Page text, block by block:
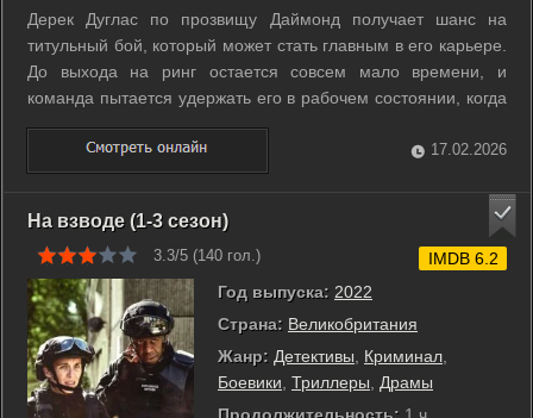
Дерек Дуглас по прозвищу Даймонд получает шанс на
титульный бой, который может стать главным в его карьере.
До выхода на ринг остается совсем мало времени, и
команда пытается удержать его в рабочем состоянии, когда
нервы уже на пределе. Тренер и близкие рядом видят, как
страх и сомнения мешают ему поверить в победу. Вокруг
начинают всплывать ...
17.02.2026
На взводе (1-3 сезон)
3.3/5 (140 гол.)
Год выпуска: 2022
Страна: Великобритания
Жанр: Детективы, Криминал,
Боевики, Триллеры, Драмы
IMDB 6.2